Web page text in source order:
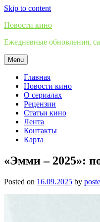
Skip to content
Новости кино
Ежедневные обновления,
Menu
Главная
Новости кино
О сериалах
Рецензии
Статьи кино
Лента
Контакты
Карта
«Эмми – 2025»:
Posted on 16.09.2025 by